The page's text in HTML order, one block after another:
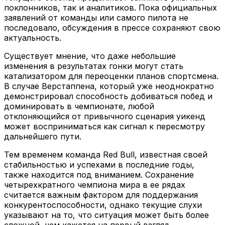
поклонников, так и аналитиков. Пока официальных
заявлений от команды или самого пилота не
последовало, обсуждения в прессе сохраняют свою
актуальность.
Существует мнение, что даже небольшие
изменения в результатах гонки могут стать
катализатором для переоценки планов спортсмена.
В случае Верстаппена, который уже неоднократно
демонстрировал способность добиваться побед и
доминировать в чемпионате, любой
отклоняющийся от привычного сценария уикенд
может восприниматься как сигнал к пересмотру
дальнейшего пути.
Тем временем команда Red Bull, известная своей
стабильностью и успехами в последние годы,
также находится под вниманием. Сохранение
четырехкратного чемпиона мира в ее рядах
считается важным фактором для поддержания
конкурентоспособности, однако текущие слухи
указывают на то, что ситуация может быть более